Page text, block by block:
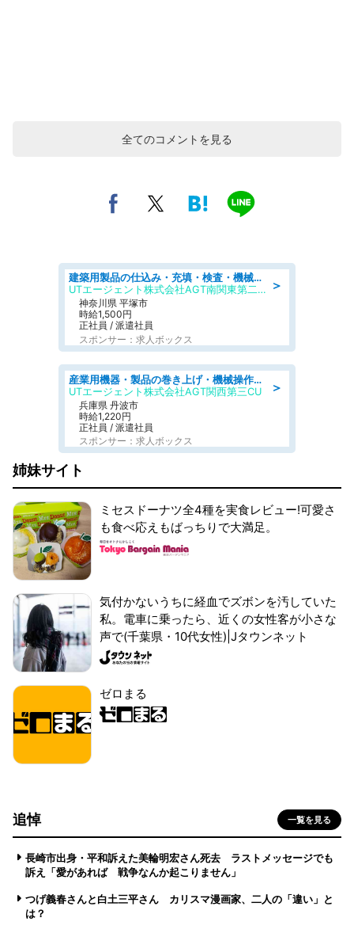
全てのコメントを見る
＞
建築用製品の仕込み・充填・検査・機械操作/寮完備/日払い/工場・製造
UTエージェント株式会社AGT南関東第二CU
神奈川県 平塚市
時給1,500円
正社員 / 派遣社員
スポンサー：求人ボックス
＞
産業用機器・製品の巻き上げ・機械操作・材料補充/寮完備/日勤/日払い/工場・製造
UTエージェント株式会社AGT関西第三CU
兵庫県 丹波市
時給1,220円
正社員 / 派遣社員
スポンサー：求人ボックス
姉妹サイト
ミセスドーナツ全4種を実食レビュー!可愛さ
も食べ応えもばっちりで大満足。
気付かないうちに経血でズボンを汚していた
私。電車に乗ったら、近くの女性客が小さな
声で(千葉県・10代女性)|Jタウンネット
ゼロまる
追悼 一覧を見る
長崎市出身・平和訴えた美輪明宏さん死去 ラストメッセージでも
訴え「愛があれば 戦争なんか起こりません」
つげ義春さんと白土三平さん カリスマ漫画家、二人の「違い」と
は？